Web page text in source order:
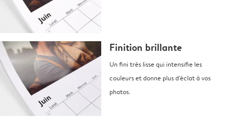
Finition brillante
Un fini très lisse qui intensifie les
couleurs et donne plus d'éclat à vos
photos.